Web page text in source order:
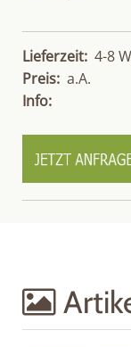
Lieferzeit: 4-8
Preis: a.A.
Info: